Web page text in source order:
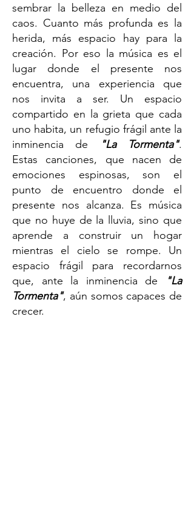
sembrar la belleza en medio del
caos. Cuanto más profunda es la
herida, más espacio hay para la
creación. Por eso la música es el
lugar donde el presente nos
encuentra, una experiencia que
nos invita a ser. Un espacio
compartido en la grieta que cada
uno habita, un refugio frágil ante la
inminencia de
"La Tormenta".
Estas canciones, que nacen de
emociones espinosas, son el
punto de encuentro donde el
presente nos alcanza. Es música
que no huye de la lluvia, sino que
aprende a construir un hogar
mientras el cielo se rompe. Un
espacio frágil para recordarnos
que, ante la inminencia de
"La
Tormenta", aún somos capaces de
crecer.